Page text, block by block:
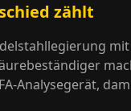
zählt
mit
Analysegerät,